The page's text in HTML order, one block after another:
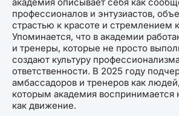
профессионалов и энтузиастов,
страстью к красоте и стремлением
Упоминается, что в академии
и тренеры, которые не просто
создают культуру
ответственности. В 2025 году
амбассадоров и тренеров как
которым академия воспринимается
как движение.